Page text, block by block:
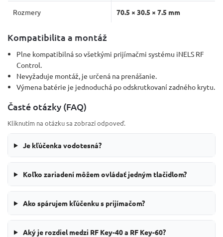
Rozmery 70.5 × 30.5 × 7.5 mm
Kompatibilita a montáž
Plne kompatibilná so všetkými prijímačmi systému iNELS RF
Control.
Nevyžaduje montáž, je určená na prenášanie.
Výmena batérie je jednoduchá po odskrutkovaní zadného krytu.
Časté otázky (FAQ)
Kliknutím na otázku sa zobrazí odpoveď.
Je kľúčenka vodotesná?
Koľko zariadení môžem ovládať jedným tlačidlom?
Ako spárujem kľúčenku s prijímačom?
Aký je rozdiel medzi RF Key-40 a RF Key-60?